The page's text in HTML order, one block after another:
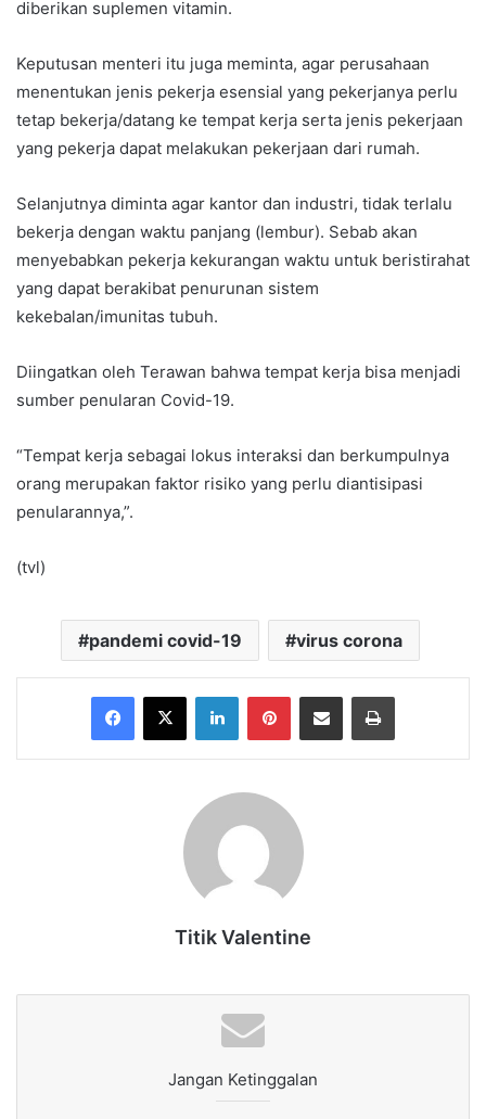
diberikan suplemen vitamin.
Keputusan menteri itu juga meminta, agar perusahaan
menentukan jenis pekerja esensial yang pekerjanya perlu
tetap bekerja/datang ke tempat kerja serta jenis pekerjaan
yang pekerja dapat melakukan pekerjaan dari rumah.
Selanjutnya diminta agar kantor dan industri, tidak terlalu
bekerja dengan waktu panjang (lembur). Sebab akan
menyebabkan pekerja kekurangan waktu untuk beristirahat
yang dapat berakibat penurunan sistem
kekebalan/imunitas tubuh.
Diingatkan oleh Terawan bahwa tempat kerja bisa menjadi
sumber penularan Covid-19.
“Tempat kerja sebagai lokus interaksi dan berkumpulnya
orang merupakan faktor risiko yang perlu diantisipasi
penularannya,”.
(tvl)
pandemi covid-19 virus corona
Facebook
X LinkedInPinterestShare via Email Print
Titik Valentine
Jangan Ketinggalan